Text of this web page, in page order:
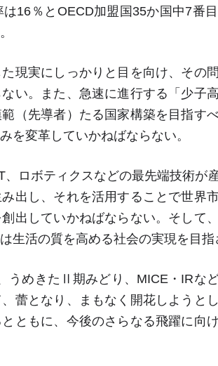
は16 ％と OECD加盟国 35か国中7番
実にしっかりと目を向け、その問
い。また、急速に進行する「少子
（先導者）たる国家構築を目指す
を変革していかねばならない。
、ロボティクスなどの最先端技術が
出し、それを活用することで世界
出していかねばならない。そして
生活の質を高める社会の実現を目指
うめきたⅡ期みどり、 MICE ・ IRな
蕾となり、まもなく開花しようと
ともに、今後のさらなる飛躍に向